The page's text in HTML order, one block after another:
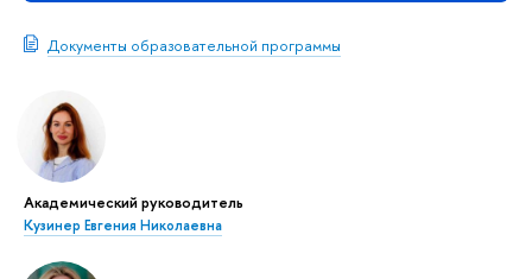
Документы образовательной программы
Академический руководитель
Кузинер Евгения Николаевна